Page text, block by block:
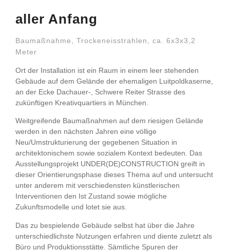
aller Anfang
Baumaßnahme, Trockeneisstrahlen, ca. 6x3x3,2
Meter
Ort der Installation ist ein Raum in einem leer stehenden
Gebäude auf dem Gelände der ehemaligen Luitpoldkaserne,
an der Ecke Dachauer-, Schwere Reiter Strasse des
zukünftigen Kreativquartiers in München.
Weitgreifende Baumaßnahmen auf dem riesigen Gelände
werden in den nächsten Jahren eine völlige
Neu/Umstrukturierung der gegebenen Situation in
architektonischem sowie sozialem Kontext bedeuten. Das
Ausstellungsprojekt UNDER(DE)CONSTRUCTION greift in
dieser Orientierungsphase dieses Thema auf und untersucht
unter anderem mit verschiedensten künstlerischen
Interventionen den Ist Zustand sowie mögliche
Zukunftsmodelle und lotet sie aus.
Das zu bespielende Gebäude selbst hat über die Jahre
unterschiedlichste Nutzungen erfahren und diente zuletzt als
Büro und Produktionsstätte. Sämtliche Spuren der